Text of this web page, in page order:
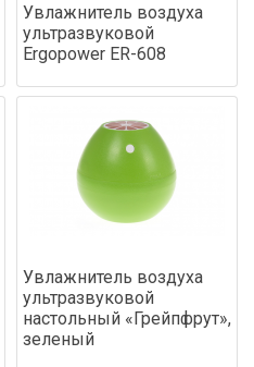
Увлажнитель воздуха
ультразвуковой
Ergopower ER-608
Увлажнитель воздуха
ультразвуковой
настольный «Грейпфрут»,
зеленый